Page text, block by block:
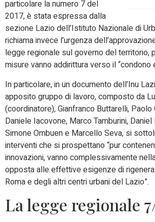
particolare la numero 7 del
2017, è stata espressa dalla
sezione Lazio dell’Istituto Nazionale di
richiama invece l’urgenza
legge regionale sul governo del territorio,
misure vanno addirittura verso il “condono
In particolare, in un documento dell’Inu
apposito gruppo di lavoro, composto da
(coordinatore), Gianfranco Buttarelli,
Daniele Iacovone, Marco Tamburini,
Simone Ombuen e Marcello Seva, si
interventi che si prospettano “pur
innovazioni, vanno complessivamente
opposta alle effettive esigenze di
Roma e degli altri centri urbani del Lazio”.
La legge regionale